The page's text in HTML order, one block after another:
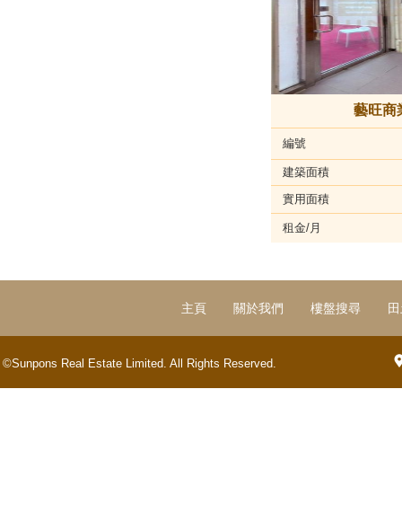
藝旺商
編號
建築面積
實用面積
租金/月
主頁 關於我們 樓盤搜尋
©Sunpons Real Estate Limited. All Rights Reserved.